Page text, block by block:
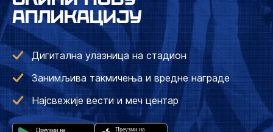
АПЛИКАЦИЈУ
Дигитална улазница на стадион
Занимљива такмичења и вредне награде
Најсвежије вести и меч центар